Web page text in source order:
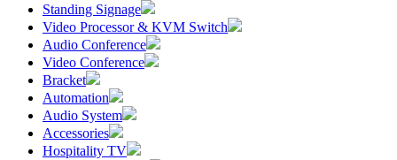
Standing Signage
Video Processor & KVM Switch
Audio Conference
Video Conference
Bracket
Automation
Audio System
Accessories
Hospitality TV